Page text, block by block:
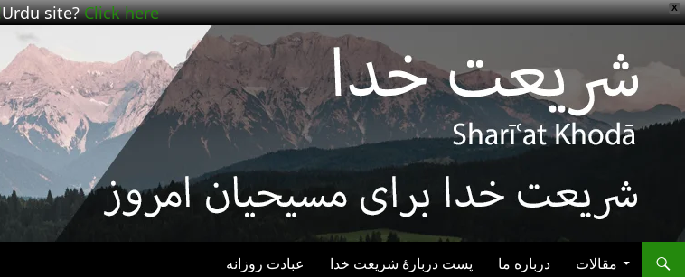
X
Urdu site?Click here!
مقالات درباره ما پست دربارهٔ شریعت خدا عبادت روزانه